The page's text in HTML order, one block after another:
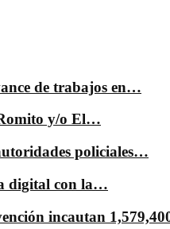
de trabajos en…
y/o El…
policiales…
digital con la…
incautan